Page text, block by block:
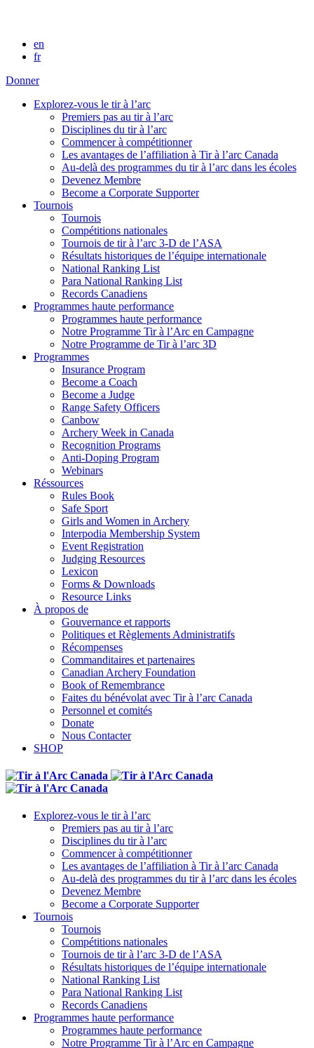
en
fr
Donner
Explorez-vous le tir à l’arc
Premiers pas au tir à l’arc
Disciplines du tir à l’arc
Commencer à compétitionner
Les avantages de l’affiliation à Tir à l’arc Canada
Au-delà des programmes du tir à l’arc dans les écoles
Devenez Membre
Become a Corporate Supporter
Tournois
Tournois
Compétitions nationales
Tournois de tir à l’arc 3-D de l’ASA
Résultats historiques de l’équipe internationale
National Ranking List
Para National Ranking List
Records Canadiens
Programmes haute performance
Programmes haute performance
Notre Programme Tir à l’Arc en Campagne
Notre Programme de Tir à l’arc 3D
Programmes
Insurance Program
Become a Coach
Become a Judge
Range Safety Officers
Canbow
Archery Week in Canada
Recognition Programs
Anti-Doping Program
Webinars
Réssources
Rules Book
Safe Sport
Girls and Women in Archery
Interpodia Membership System
Event Registration
Judging Resources
Lexicon
Forms & Downloads
Resource Links
À propos de
Gouvernance et rapports
Politiques et Règlements Administratifs
Récompenses
Commanditaires et partenaires
Canadian Archery Foundation
Book of Remembrance
Faites du bénévolat avec Tir à l’arc Canada
Personnel et comités
Donate
Nous Contacter
SHOP
Explorez-vous le tir à l’arc
Premiers pas au tir à l’arc
Disciplines du tir à l’arc
Commencer à compétitionner
Les avantages de l’affiliation à Tir à l’arc Canada
Au-delà des programmes du tir à l’arc dans les écoles
Devenez Membre
Become a Corporate Supporter
Tournois
Tournois
Compétitions nationales
Tournois de tir à l’arc 3-D de l’ASA
Résultats historiques de l’équipe internationale
National Ranking List
Para National Ranking List
Records Canadiens
Programmes haute performance
Programmes haute performance
Notre Programme Tir à l’Arc en Campagne